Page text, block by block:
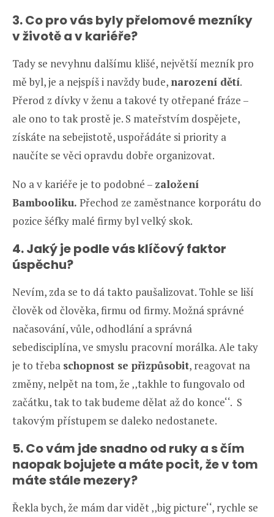
3. Co pro vás byly přelomové mezníky
v životě a v kariéře?
Tady se nevyhnu dalšímu klišé, největší mezník pro
mě byl, je a nejspíš i navždy bude, narození dětí.
Přerod z dívky v ženu a takové ty otřepané fráze –
ale ono to tak prostě je. S mateřstvím dospějete,
získáte na sebejistotě, uspořádáte si priority a
naučíte se věci opravdu dobře organizovat.
No a v kariéře je to podobné – založení
Bambooliku. Přechod ze zaměstnance korporátu do
pozice šéfky malé firmy byl velký skok.
4. Jaký je podle vás klíčový faktor
úspěchu?
Nevím, zda se to dá takto paušalizovat. Tohle se liší
člověk od člověka, firmu od firmy. Možná správné
načasování, vůle, odhodlání a správná
sebedisciplína, ve smyslu pracovní morálka. Ale taky
je to třeba schopnost se přizpůsobit, reagovat na
změny, nelpět na tom, že ‚‚takhle to fungovalo od
začátku, tak to tak budeme dělat až do konce‘‘. S
takovým přístupem se daleko nedostanete.
5. Co vám jde snadno od ruky a s čím
naopak bojujete a máte pocit, že v tom
máte stále mezery?
Řekla bych, že mám dar vidět ‚‚big picture‘‘, rychle se